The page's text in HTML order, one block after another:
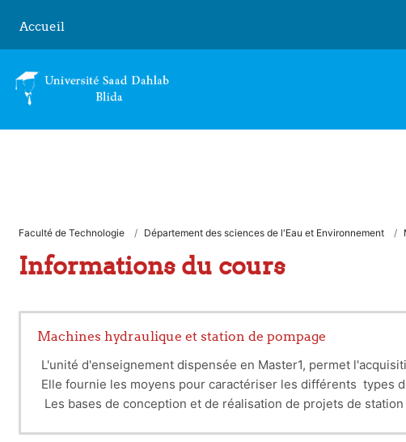
Accueil
Faculté de Technologie Département des sciences de l'Eau et Environnement
Informations du cours
Machines hydraulique et station de pompage
L'unité d'enseignement dispensée en Master1, permet
Elle fournie les moyens pour caractériser les différents types
Les bases de conception et de réalisation de projets de